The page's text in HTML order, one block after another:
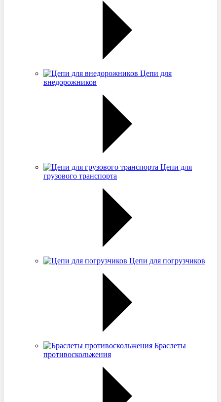
Цепи для
внедорожников
Цепи для
грузового транспорта
Цепи для погрузчиков
Браслеты
противоскольжения